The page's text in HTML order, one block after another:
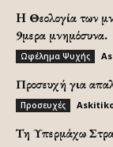
H Θεολογία των
9μερα μνημόσυνα.
Ωφέλημα Ψυχής
Προσευχή για
Προσευχές
Τη Υπερμάχω